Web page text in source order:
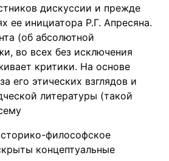
дискуссии и прежде
ее инициатора Р.Г. Апресяна.
(об абсолютной
во всех без исключения
критики. На основе
его этических взглядов и
литературы (такой
философское
концептуальные